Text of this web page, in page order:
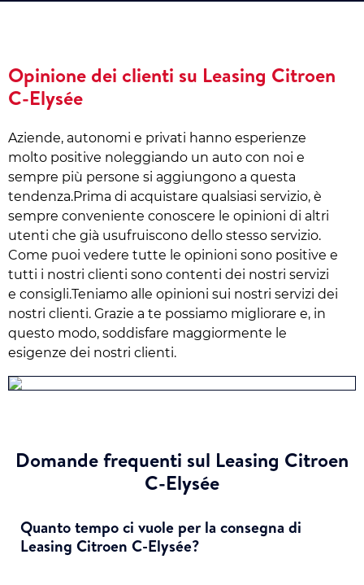
Opinione dei clienti su Leasing Citroen
C-Elysée
Aziende, autonomi e privati hanno esperienze
molto positive noleggiando un auto con noi e
sempre più persone si aggiungono a questa
tendenza.Prima di acquistare qualsiasi servizio, è
sempre conveniente conoscere le opinioni di altri
utenti che già usufruiscono dello stesso servizio.
Come puoi vedere tutte le opinioni sono positive e
tutti i nostri clienti sono contenti dei nostri servizi
e consigli.Teniamo alle opinioni sui nostri servizi dei
nostri clienti. Grazie a te possiamo migliorare e, in
questo modo, soddisfare maggiormente le
esigenze dei nostri clienti.
Domande frequenti sul Leasing Citroen
C-Elysée
Quanto tempo ci vuole per la consegna di
Leasing Citroen C-Elysée?